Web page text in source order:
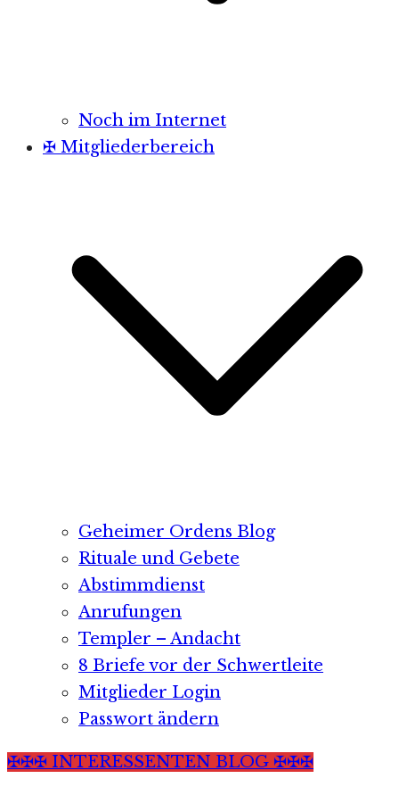
Noch im Internet
✠ Mitgliederbereich
Geheimer Ordens Blog
Rituale und Gebete
Abstimmdienst
Anrufungen
Templer – Andacht
8 Briefe vor der Schwertleite
Mitglieder Login
Passwort ändern
✠✠✠ INTERESSENTEN BLOG ✠✠✠